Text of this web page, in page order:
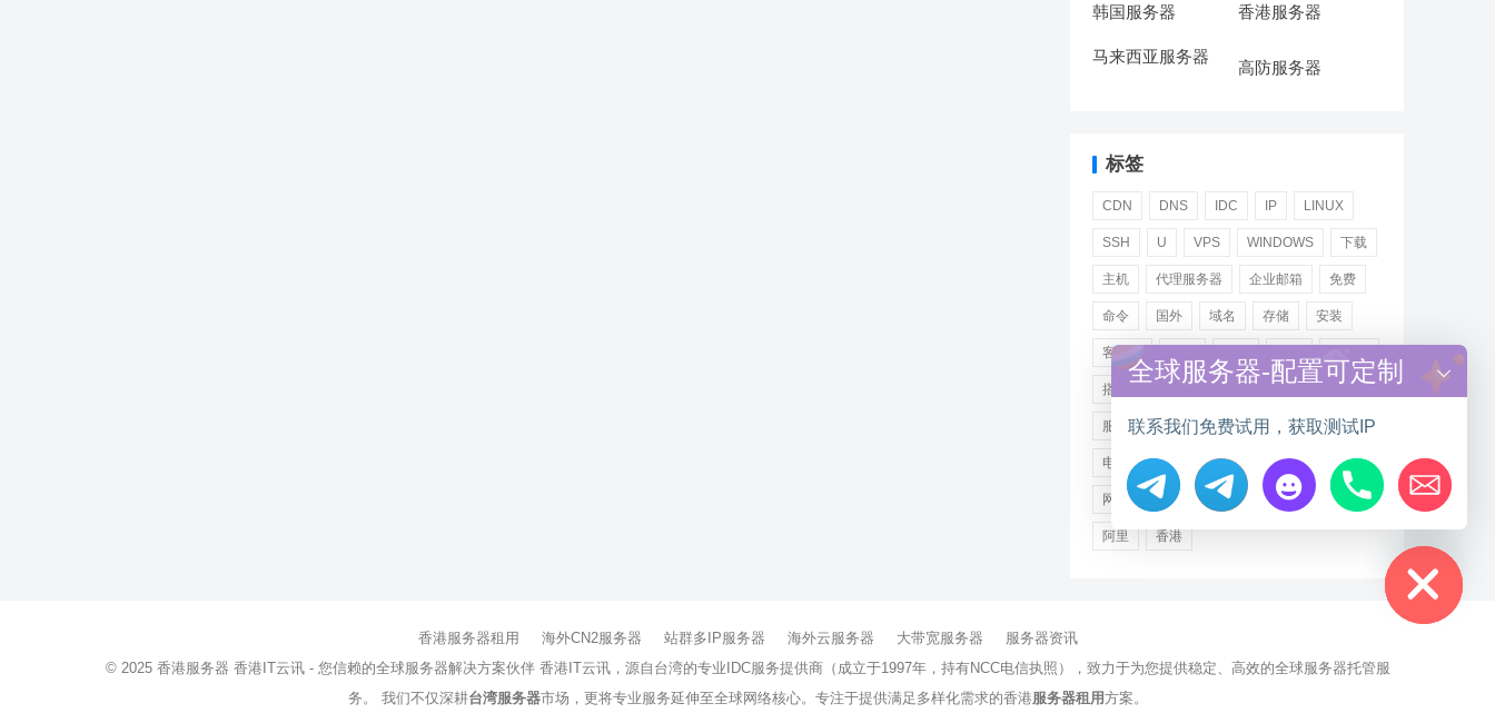
韩国服务器 香港服务器
马来西亚服务器
高防服务器
标签
CDN DNS IDC IP LINUX
SSH U VPS WINDOWS 下载
主机 代理服务器 企业邮箱 免费
命令 国外 域名 存储 安装
客户端
搭建 操作步骤 文件 服务
服务器 注册 海外 游戏 用户
电讯 登录 百度 租用 网站
网络 腾讯 虚拟主机 证书 配置
阿里 香港
香港服务器租用 海外CN2服务器 站群多IP服务器 海外云服务器 大带宽服务器
服务器资讯
© 2025 香港服务器 香港IT云讯 - 您信赖的全球服务器解决方案伙伴 香港IT云讯，源自台湾的专业IDC服务提供商（成立于1997年，持有NCC电信执照），致力于为您提供稳定、高效的全球服务器托管服
务。 我们不仅深耕台湾服务器市场，更将专业服务延伸至全球网络核心。专注于提供满足多样化需求的香港服务器租用方案。
Hide chaty
全球服务器-配置可定制
联系我们免费试用，获取测试IP